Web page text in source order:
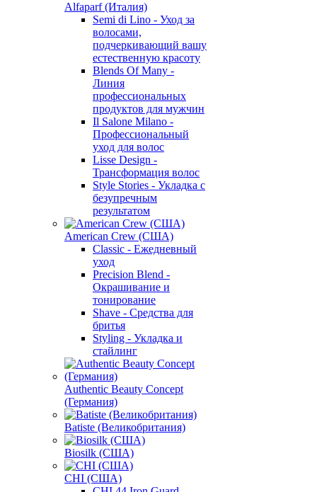
Alfaparf (Италия)
Semi di Lino - Уход за
волосами,
подчеркивающий вашу
естественную красоту
Blends Of Many -
Линия
профессиональных
продуктов для мужчин
Il Salone Milano -
Профессиональный
уход для волос
Lisse Design -
Трансформация волос
Style Stories - Укладка с
безупречным
результатом
American Crew (США)
Classic - Ежедневный
уход
Precision Blend -
Окрашивание и
тонирование
Shave - Средства для
бритья
Styling - Укладка и
стайлинг
Authentic Beauty Concept
(Германия)
Batiste (Великобритания)
Biosilk (США)
CHI (США)